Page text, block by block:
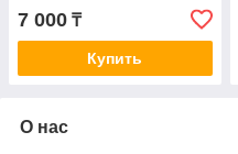
(SH, SJ), Impreza IV,
7 000 ₸
Купить
О нас